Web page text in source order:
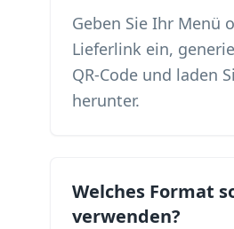
Geben Sie Ihr Menü
Lieferlink ein,
QR-Code und laden
herunter.
Welches Format
verwenden?